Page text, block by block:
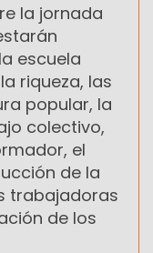
la jornada
escuela
riqueza, las
popular, la
colectivo,
el
de la
trabajadoras
de los